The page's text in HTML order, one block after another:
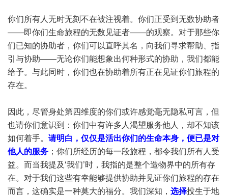
你们所有人无时无刻不在被注视着。你们正受到无数协助者
——即你们生命旅程的无数见证者——的观察。对于那些你
们已知的协助者，你们可以直呼其名，向我们寻求帮助、指
引与协助——无论你们能想象出何种形式的协助，我们都能
给予。与此同时，你们也在协助着所有正在见证你们旅程的
存在。
因此，尽管身处第四维度的你们或许感觉毫无隐私可言，但
也请你们意识到：你们中有许多人渴望服务他人，却不知该
如何着手。 请明白，仅仅是活出你们的生命本身，便已是对
他人的服务 ；你们所经历的每一段旅程，都令我们所有人受
益。而当我提及‘我们’时，我指的是整个造物界中的所有存
在。对于我们这些有幸能够提供协助并见证你们旅程的存在
而言，这确实是一种莫大的福分。我们深知， 选择投生于地